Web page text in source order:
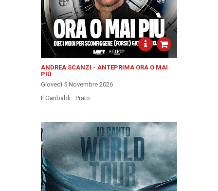
ANDREA SCANZI - ANTEPRIMA ORA O MAI
PIÙ
Giovedì 5 Novembre 2026
Il Garibaldi
Prato